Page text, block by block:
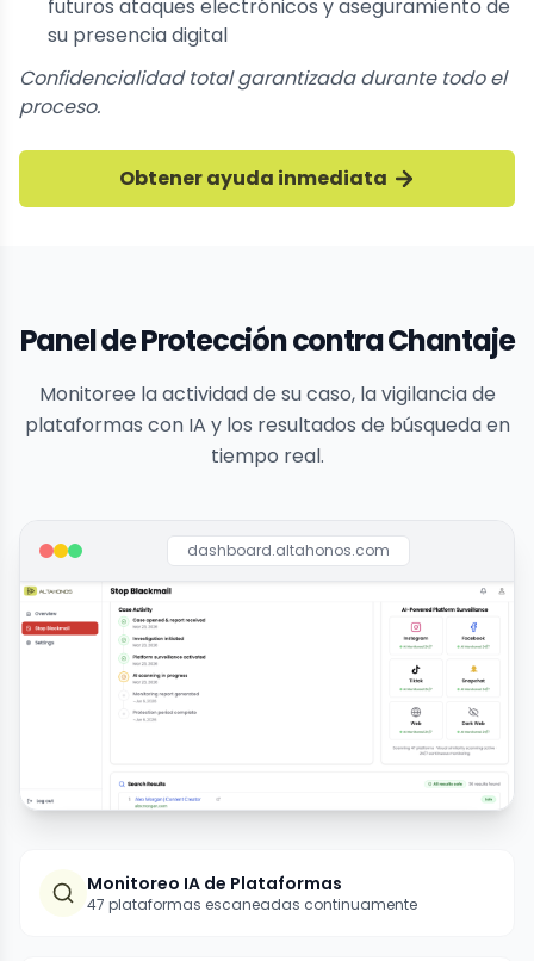
futuros ataques electrónicos y aseguramiento de
su presencia digital
Confidencialidad total garantizada durante todo el
proceso.
Obtener ayuda inmediata
Panel de Protección contra Chantaje
Monitoree la actividad de su caso, la vigilancia de
plataformas con IA y los resultados de búsqueda en
tiempo real.
dashboard.altahonos.com
Monitoreo IA de Plataformas
47 plataformas escaneadas continuamente